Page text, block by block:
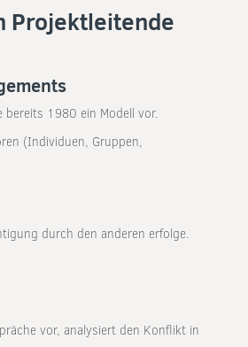
Projektleitende
bereits 1980 ein Modell vor.
(Individuen, Gruppen,
durch den anderen erfolge.
vor, analysiert den Konflikt in